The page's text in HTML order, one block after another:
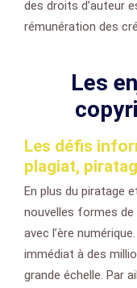
des droits d’auteur
rémunération des
Les
Les défis
plagiat,
En plus du piratage
nouvelles formes
avec l’ère
immédiat à des
grande échelle. Par